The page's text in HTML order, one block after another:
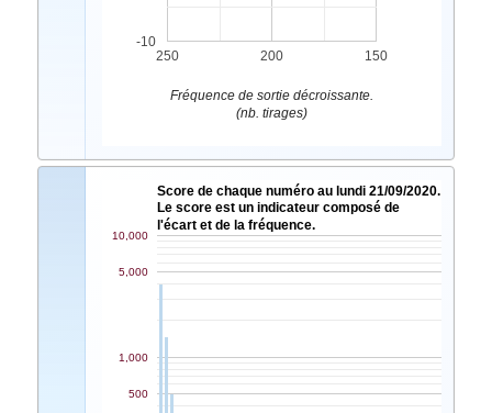
250 200 150
-10
Fréquence de sortie décroissante.
(nb. tirages)
Score de chaque numéro au lundi 21/09/2020.
Le score est un indicateur composé de
l'écart et de la fréquence.
500
1,000
5,000
10,000